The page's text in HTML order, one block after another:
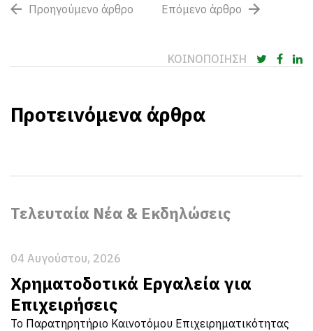
Προηγούμενο άρθρο Επόμενο άρθρο
ΚΟΙΝΟΠΟΙΗΣΗ
Προτεινόμενα άρθρα
Τελευταία Νέα & Εκδηλώσεις
04 Αυγούστου, 2026
Χρηματοδοτικά Εργαλεία για
Επιχειρήσεις
Το Παρατηρητήριο Καινοτόμου Επιχειρηματικότητας